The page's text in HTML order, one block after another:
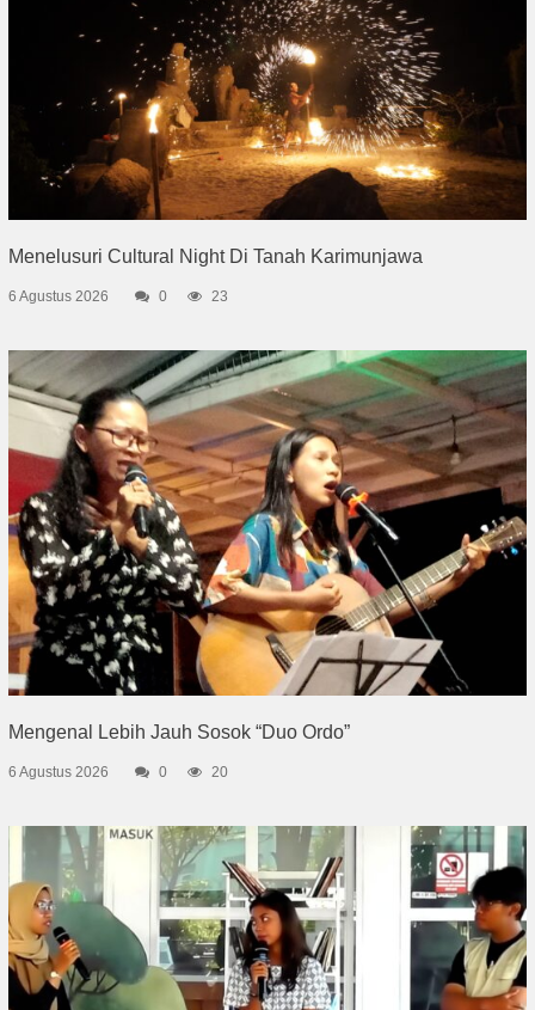
Menelusuri Cultural Night Di Tanah Karimunjawa
6 Agustus 2026 0 23
Mengenal Lebih Jauh Sosok “Duo Ordo”
6 Agustus 2026 0 20